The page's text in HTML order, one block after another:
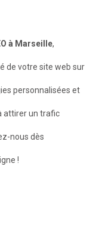
à Marseille,
de votre site web sur
personnalisées et
attirer un trafic
nous dès
!